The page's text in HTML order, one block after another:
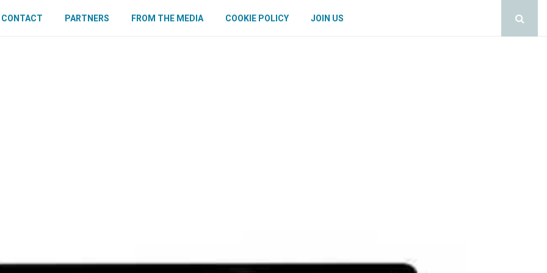
CONTACT PARTNERS FROM THE MEDIA COOKIE POLICY JOIN US